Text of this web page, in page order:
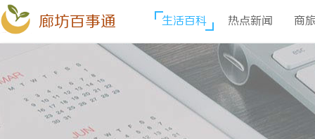
廊坊百事通 生活百科 热点新闻 商